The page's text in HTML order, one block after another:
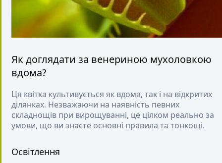
Як доглядати за венериною мухоловкою
вдома?
Ця квітка культивується як вдома, так і на відкритих
ділянках. Незважаючи на наявність певних
складнощів при вирощуванні, це цілком реально за
умови, що ви знаєте основні правила та тонкощі.
Освітлення